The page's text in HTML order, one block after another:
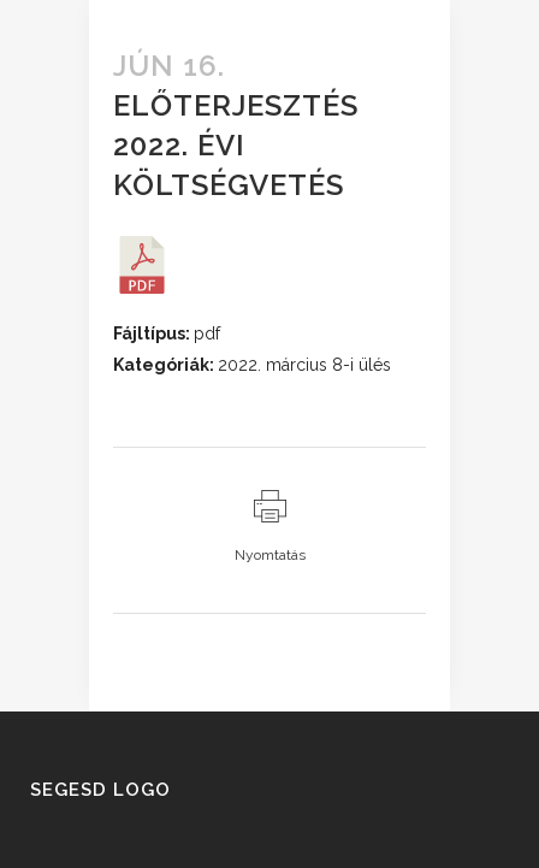
JÚN 16.
ELŐTERJESZTÉS
2022. ÉVI
KÖLTSÉGVETÉS
Fájltípus: pdf
Kategóriák: 2022. március 8-i ülés
Nyomtatás
SEGESD LOGO